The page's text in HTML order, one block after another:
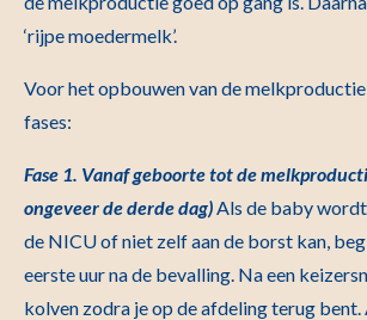
‘rijpe moedermelk’.
Voor het opbouwen van de
fases:
Fase 1. Vanaf geboorte tot de
ongeveer de derde dag)Als de baby
de NICU of niet zelf aan de borst kan,
eerste uur na de bevalling. Na een
kolven zodra je op de afdeling terug